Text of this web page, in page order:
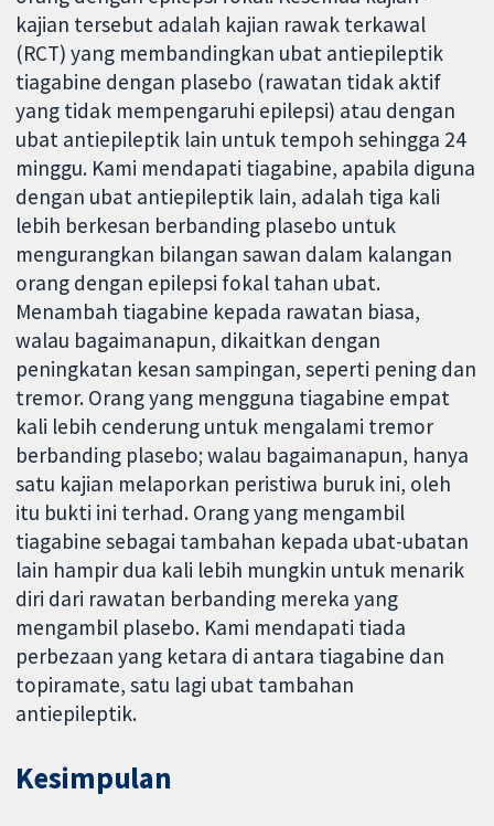
kajian tersebut adalah kajian rawak terkawal
(RCT) yang membandingkan ubat antiepileptik
tiagabine dengan plasebo (rawatan tidak aktif
yang tidak mempengaruhi epilepsi) atau dengan
ubat antiepileptik lain untuk tempoh sehingga 24
minggu. Kami mendapati tiagabine, apabila diguna
dengan ubat antiepileptik lain, adalah tiga kali
lebih berkesan berbanding plasebo untuk
mengurangkan bilangan sawan dalam kalangan
orang dengan epilepsi fokal tahan ubat.
Menambah tiagabine kepada rawatan biasa,
walau bagaimanapun, dikaitkan dengan
peningkatan kesan sampingan, seperti pening dan
tremor. Orang yang mengguna tiagabine empat
kali lebih cenderung untuk mengalami tremor
berbanding plasebo; walau bagaimanapun, hanya
satu kajian melaporkan peristiwa buruk ini, oleh
itu bukti ini terhad. Orang yang mengambil
tiagabine sebagai tambahan kepada ubat-ubatan
lain hampir dua kali lebih mungkin untuk menarik
diri dari rawatan berbanding mereka yang
mengambil plasebo. Kami mendapati tiada
perbezaan yang ketara di antara tiagabine dan
topiramate, satu lagi ubat tambahan
antiepileptik.
Kesimpulan